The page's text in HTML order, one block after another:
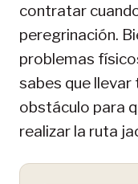
contratar
peregrinación.
problemas
sabes que llevar
obstáculo para
realizar la ruta